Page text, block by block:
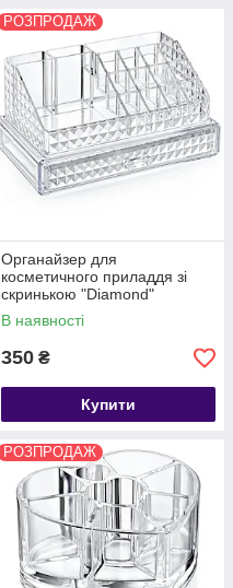
РОЗПРОДАЖ
Органайзер для
косметичного приладдя зі
скринькою "Diamond"
В наявності
350 ₴
Купити
РОЗПРОДАЖ